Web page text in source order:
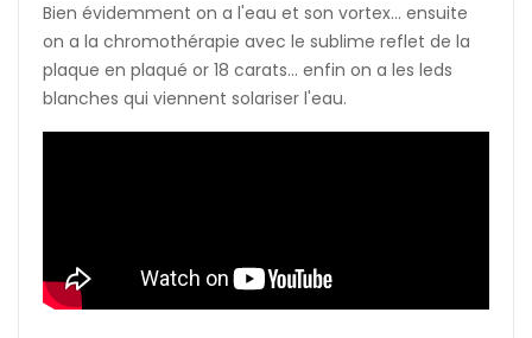
Bien évidemment on a l'eau et son vortex... ensuite
on a la chromothérapie avec le sublime reflet de la
plaque en plaqué or 18 carats... enfin on a les leds
blanches qui viennent solariser l'eau.